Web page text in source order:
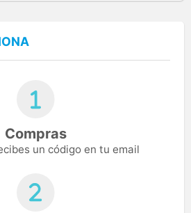
Compras
un código en tu email